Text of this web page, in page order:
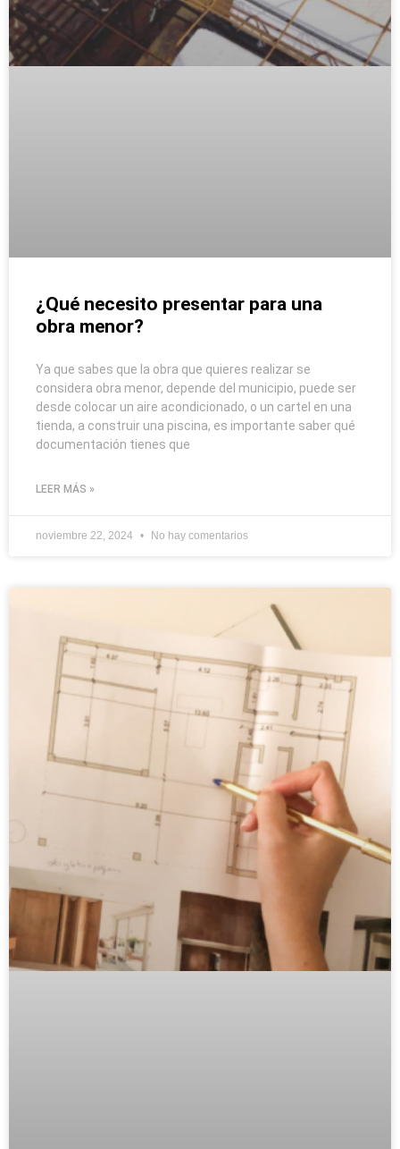
¿Qué necesito presentar para una
obra menor?
Ya que sabes que la obra que quieres realizar se
considera obra menor, depende del municipio, puede ser
desde colocar un aire acondicionado, o un cartel en una
tienda, a construir una piscina, es importante saber qué
documentación tienes que
LEER MÁS »
noviembre 22, 2024 No hay comentarios